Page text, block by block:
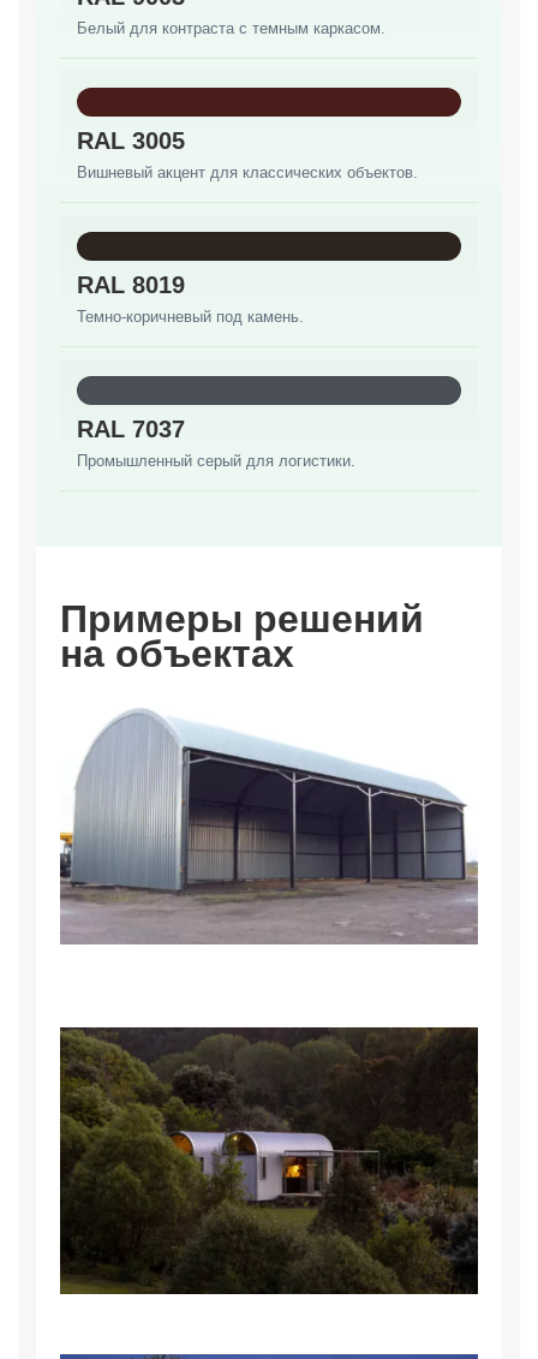
Белый для контраста с темным каркасом.
RAL 3005
Вишневый акцент для классических объектов.
RAL 8019
Темно-коричневый под камень.
RAL 7037
Промышленный серый для логистики.
Примеры решений
на объектах